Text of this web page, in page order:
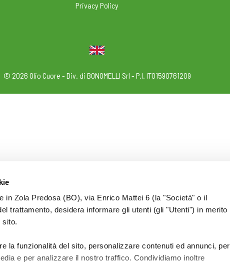
in Zola Predosa (BO), via Enrico Mattei 6 (la "Società" o il
trattamento, desidera informare gli utenti (gli "Utenti") in merito
sito.
la funzionalità del sito, personalizzare contenuti ed annunci, per
e per analizzare il nostro traffico. Condividiamo inoltre
Privacy Policy
© 2026 Olio Cuore - Div. di BONOMELLI Srl - P.I. IT01590761209